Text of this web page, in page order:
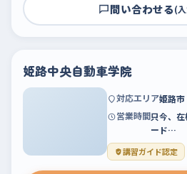
問い合わせる(
姫路中央自動車学院
対応エリア姫路市
営業時間只今、
ード…
講習ガイド認定